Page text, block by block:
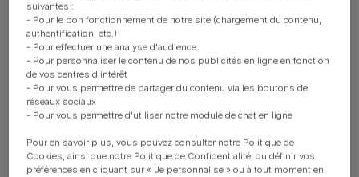
Présentation du produit
Ingrédients et nutrition
Guide d’alimentation
suivantes :
- Pour le bon fonctionnement de notre site (chargement du contenu,
authentification, etc.)
- Pour effectuer une analyse d'audience
- Pour personnaliser le contenu de nos publicités en ligne en fonction
de vos centres d'intérêt
- Pour vous permettre de partager du contenu via les boutons de
réseaux sociaux
- Pour vous permettre d'utiliser notre module de chat en ligne
Pour en savoir plus, vous pouvez consulter notre Politique de
Cookies, ainsi que notre Politique de Confidentialité, ou définir vos
préférences en cliquant sur « Je personnalise » ou à tout moment en